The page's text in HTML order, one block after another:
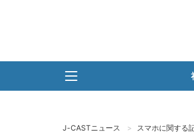
J-CASTニュース スマホに関する